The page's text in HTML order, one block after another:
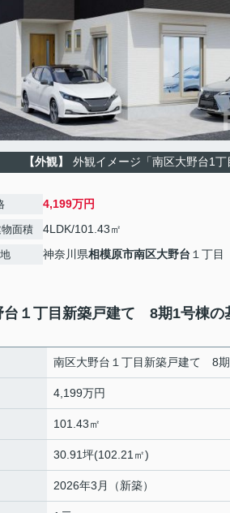
【外観】 外観イメージ「南区大野台1丁
4,199万円
面積 4LDK/101.43㎡
神奈川県相模原市南区大野台 １丁目
台１丁目新築戸建て 8期1号棟の
南区大野台１丁目新築戸建て 8
4,199万円
101.43㎡
30.91坪(102.21㎡)
2026年3月（新築）